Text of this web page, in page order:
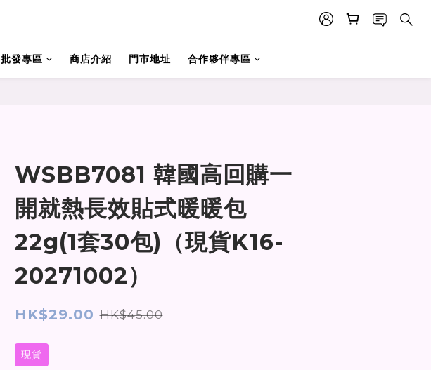
批發專區 商店介紹 門市地址 合作夥伴專區
WSBB7081 韓國高回購一
開就熱長效貼式暖暖包
22g(1套30包)（現貨K16-
20271002）
HK$29.00 HK$45.00
現貨